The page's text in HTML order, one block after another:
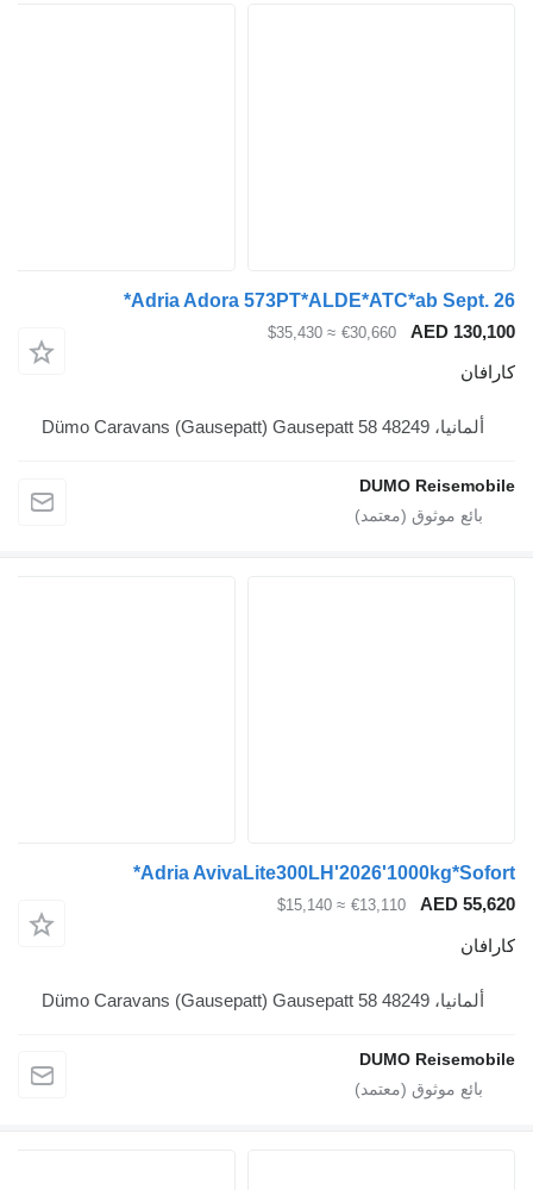
Adria Adora 573PT*ALDE*ATC*ab
€30,660
≈ $35,430
DUMO
Adria
€13,110
≈ $15,140
DUMO